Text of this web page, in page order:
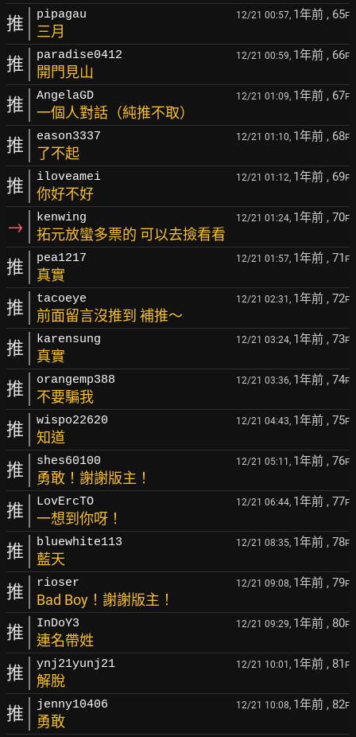
推 pipagau 12/21 00:57, 1年前 , 65F
三月
推 paradise0412 12/21 00:59, 1年前 , 66F
開門見山
推 AngelaGD 12/21 01:09, 1年前 , 67F
一個人對話（純推不取）
推 eason3337 12/21 01:10, 1年前 , 68F
了不起
推 iloveamei 12/21 01:12, 1年前 , 69F
你好不好
→ kenwing 12/21 01:24, 1年前 , 70F
拓元放蠻多票的 可以去撿看看
推 pea1217 12/21 01:57, 1年前 , 71 F
真實
推 tacoeye 12/21 02:31, 1年前 , 72F
前面留言沒推到 補推～
推 karensung 12/21 03:24, 1年前 , 73F
真實
推 orangemp388 12/21 03:36, 1年前 , 74F
不要騙我
推 wispo22620 12/21 04:43, 1年前 , 75F
知道
推 shes60100 12/21 05:11, 1年前 , 76F
勇敢！謝謝版主！
推 LovErcTO 12/21 06:44, 1年前 , 77F
一想到你呀！
推 bluewhite113 12/21 08:35, 1年前 , 78F
藍天
推 rioser 12/21 09:08, 1年前 , 79F
Bad Boy！謝謝版主！
推 InDoY3 12/21 09:29, 1年前 , 80F
連名帶姓
推 ynj21yunj21 12/21 10:01, 1年前 , 81 F
解脫
推 jenny10406 12/21 10:08, 1年前 , 82F
勇敢